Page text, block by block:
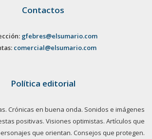
Contactos
gfebres@elsumario.com
comercial@elsumario.com
Política editorial
Crónicas en buena onda. Sonidos e imágenes
positivas. Visiones optimistas. Artículos que
que orientan. Consejos que protegen.